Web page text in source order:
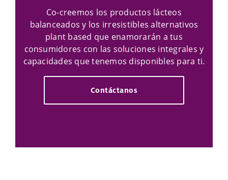
Co-creemos los productos lácteos
balanceados y los irresistibles alternativos
plant based que enamorarán a tus
consumidores con las soluciones integrales y
capacidades que tenemos disponibles para ti.
Contáctanos